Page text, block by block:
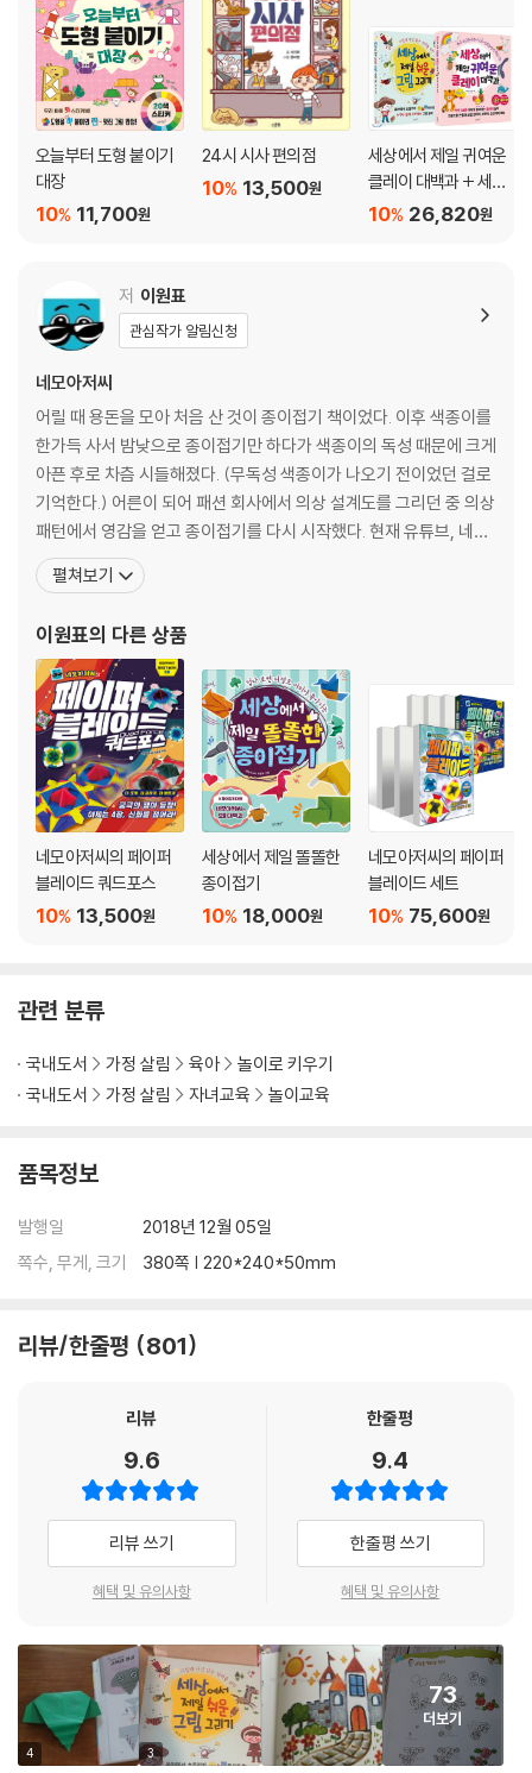
7. 생활을 편리하게, 도구와 탈것
초가집 · 집 · 피아노 · 입체 집 · 식탁 · 책상 · 의자 · 도끼 · 침대 · 컵 · 곡괭이
· 삽 · 숟가락 · 포크 · 부엌칼 · 유람선 · 쌍둥이배 · 돛단배 · 로켓 · 자동차 ·
8. 나는 패셔니스타, 의복과 패션
커트 머리 · 양갈래 머리 · 챙모자 · 칼라 티셔츠 · 블라우스 · 바지 · 주름 스
9. 신난다 재미난다, 장난감
대검 · 방패 · 표창 · 딱지 · 공 · 투석기 · 말하는 새 · 날갯짓하는 새 · 점프하
행기 · 가오리 비행기 · 배꼽 비행기 · 뭉툭 배꼽 비행기 · 네오에이스 비행
기 · 제비 비행기 · 스퀘어 비행기 · 델타 비행기 · 슈퍼글라이더 · 매미 비행
기 · 스피어 제트기
10. 더욱 특별하게, 날씨와 행사
해 · 구름 · 달 · 별 · 아이스크림 · 복조리 · 복주머니 · 종 · 산타 모자 · 산타
부츠 · 산타 카드 · 산타 · 편지 봉투 · 편지지 · 뚜껑 달린 상자 · 뚜껑 따로 상
자 · 피라미드 상자 · 별 모양 상자 · 하트
Special page. 사람
색인
『세상에서 제일 쉬운 그림 그리기』
어떤 재료로 그릴까요?
동그라미, 세모, 네모로 그리기
Part 1. 사람
동글동글 얼굴
엄마가 제일 좋아
아빠가 제일 멋져
귀염둥이 내 동생
하하 할아버지
호호 할머니
자야 할 시간이에요
Part 2. 동물
아기 돼지 삼형제
여우야 여우야, 뭐하니?
소풍 가는 토끼 자매
끼리끼리 코끼리
연못 위의 개구리
꼬꼬댁~ 아침이에요
부엉이는 밤이 좋아
상어와 고래 중 누가 더 무서울까?
발이 많은 오징어와 문어
영차영차 개미, 대롱대롱 거미
나비야, 안녕?
멋쟁이 무당벌레
오늘부터 도형 붙이기
대장
11,700원
10%
24시 시사 편의점
13,500원
10%
세상에서 제일 귀여운
클레이 대백과 + 세상
에서 제일 쉬운 그림 그
26,820원
10%
저 이원표
관심작가 알림신청
네모아저씨
어릴 때 용돈을 모아 처음 산 것이 종이접기 책이었다. 이후 색종이를
한가득 사서 밤낮으로 종이접기만 하다가 색종이의 독성 때문에 크게
아픈 후로 차츰 시들해졌다. (무독성 색종이가 나오기 전이었던 걸로
기억한다.) 어른이 되어 패션 회사에서 의상 설계도를 그리던 중 의상
패턴에서 영감을 얻고 종이접기를 다시 시작했다. 현재 유튜브, 네이
버TV, 엠군 등 다양한 플랫폼에서 오십만 명이 넘는 구독자에게 종이
접기의 즐거움을 전달하고 있다. 지은 책으로는 『세상에서 제일 재밌
퍼 윙즈』, 『네모아저씨의 페이퍼 블
펼쳐보기
이원표의 다른 상품
네모아저씨의 페이퍼
블레이드 쿼드포스
13,500원
10%
세상에서 제일 똘똘한
종이접기
18,000원
10%
네모아저씨의 페이퍼
블레이드 세트
75,600원
10%
관련 분류
국내도서 가정 살림 육아
놀이로 키우기
국내도서
가정 살림 자녀교육 놀이교육
품목정보
발행일
2018년 12월 05일
쪽수, 무게, 크기
380쪽 | 220*240*50mm
리뷰/한줄평 801
리뷰
9.6
리뷰 쓰기
혜택 및 유의사항
한줄평
9.4
한줄평 쓰기
혜택 및 유의사항
4 3
73
더보기